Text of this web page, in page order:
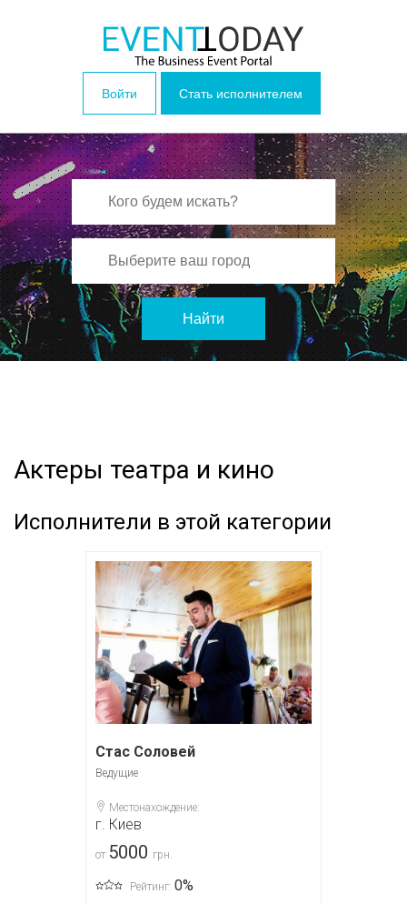
Войти Стать исполнителем
Найти
Актеры театра и кино
Исполнители в этой категории
Стас Соловей
Ведущие
Местонахождение:
г. Киев
от 5000 грн.
Рейтинг: 0%